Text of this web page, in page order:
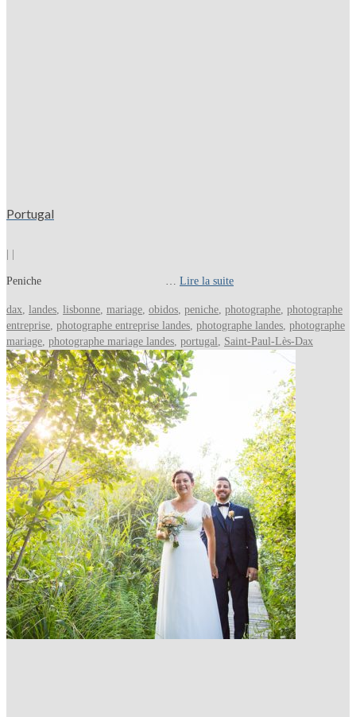
Portugal
Peniche … Lire la suite
dax, landes, lisbonne, mariage, obidos, peniche, photographe, photographe
entreprise, photographe entreprise landes, photographe landes, photographe
mariage, photographe mariage landes, portugal, Saint-Paul-Lès-Dax